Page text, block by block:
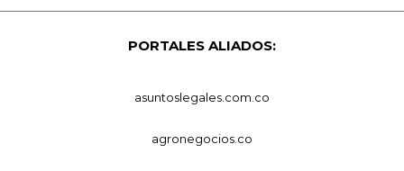
PORTALES ALIADOS:
asuntoslegales.com.co
agronegocios.co